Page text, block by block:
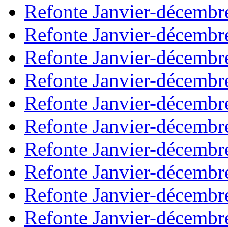
Refonte Janvier-
Refonte Janvier-
Refonte Janvier-
Refonte Janvier-
Refonte Janvier-
Refonte Janvier-
Refonte Janvier-
Refonte Janvier-
Refonte Janvier-
Refonte Janvier-